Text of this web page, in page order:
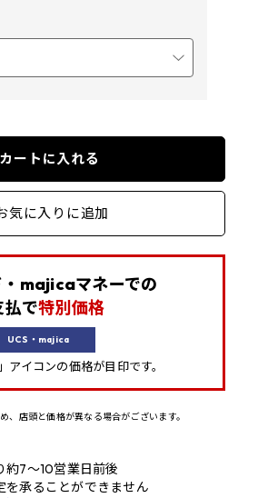
カートに入れる
気に入りに追加
・majicaマネーでの
払で特別価格
UCS・majica
アイコンの価格が目印です。
店頭と価格が異なる場合がございます。
約7～10営業日前後
承ることができません